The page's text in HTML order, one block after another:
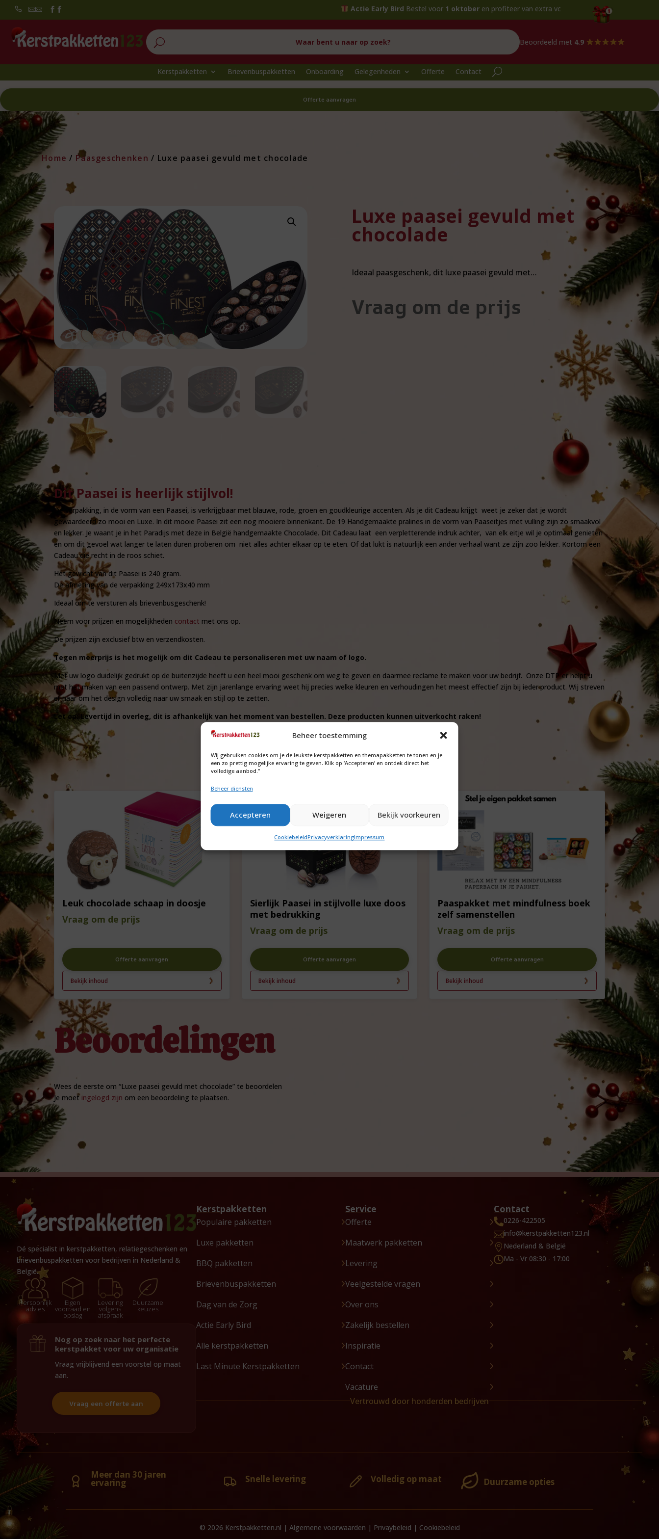
Beheer toestemming
Wij gebruiken cookies om je de leukste kerstpakketten en themapakketten te tonen en je
een zo prettig mogelijke ervaring te geven. Klik op ‘Accepteren’ en ontdek direct het
volledige aanbod."
Beheer diensten
Accepteren Weigeren Bekijk voorkeuren
CookiebeleidPrivacyverklaringImpressum
  Actie Early BirdBestel voor 1 oktoberen profiteer van extra voordeel!
U Beoordeeld met 4.9
Kerstpakketten Brievenbuspakketten Onboarding Gelegenheden Offerte Contact
Offerte aanvragen
Home / Paasgeschenken / Luxe paasei gevuld met chocolade
Luxe paasei gevuld met
chocolade
Ideaal paasgeschenk, dit luxe paasei gevuld met…
Vraag om de prijs
Dit Paasei is heerlijk stijlvol!
De verpakking, in de vorm van een Paasei, is verkrijgbaar met blauwe, rode, groen en goudkleurige accenten. Als je dit Cadeau krijgt weet je zeker dat je wordt
gewaardeerd zo mooi en Luxe. In dit mooie Paasei zit een nog mooiere binnenkant. De 19 Handgemaakte pralines in de vorm van Paaseitjes met vulling zijn zo smaakvol
en lekker. Je waant je in het Paradijs met deze in België handgemaakte Chocolade. Dit Cadeau laat een verpletterende indruk achter, van elk eitje wil je optimaal genieten
en om dit gevoel wat langer te laten duren proberen om niet alles achter elkaar op te eten. Of dat lukt is natuurlijk een ander verhaal want ze zijn zoo lekker. Kortom een
Cadeau die recht in de roos schiet.
Het gewicht van dit Paasei is 240 gram.
De afmeting van de verpakking 249x173x40 mm
Ideaal om te versturen als brievenbusgeschenk!
Neem voor prijzen en mogelijkheden contact met ons op.
De prijzen zijn exclusief btw en verzendkosten.
Tegen meerprijs is het mogelijk om dit Cadeau te personaliseren met uw naam of logo.
Met uw logo duidelijk gedrukt op de buitenzijde heeft u een heel mooi geschenk om weg te geven en daarmee reclame te maken voor uw bedrijf. Onze DTP-er helpt u
met het maken van een passend ontwerp. Met zijn jarenlange ervaring weet hij precies welke kleuren en verhoudingen het meest effectief zijn bij ieder product. Wij streven
er naar om het design volledig naar uw smaak en stijl op te zetten.
Let op: Levertijd in overleg, dit is afhankelijk van het moment van bestellen. Deze producten kunnen uitverkocht raken!
Leuk chocolade schaap in doosje
Vraag om de prijs
Offerte aanvragen
Bekijk inhoud
Sierlijk Paasei in stijlvolle luxe doos
met bedrukking
Vraag om de prijs
Offerte aanvragen
Bekijk inhoud
Paaspakket met mindfulness boek
zelf samenstellen
Vraag om de prijs
Offerte aanvragen
Bekijk inhoud
Beoordelingen
Wees de eerste om “Luxe paasei gevuld met chocolade” te beoordelen
Je moet ingelogd zijn om een beoordeling te plaatsen.
Dé specialist in kerstpakketten, relatiegeschenken en
brievenbuspakketten voor bedrijven in Nederland &
België.
Persoonlijk
advies
Eigen
voorraad en
opslag
Levering
volgens
afspraak
Duurzame
keuzes
Nog op zoek naar het perfecte
kerstpakket voor uw organisatie
Vraag vrijblijvend een voorstel op maat
aan.
Vraag een offerte aan
Kerstpakketten
Populaire pakketten
Luxe pakketten
BBQ pakketten
Brievenbuspakketten
Dag van de Zorg
Actie Early Bird
Alle kerstpakketten
Last Minute Kerstpakketten
Service
Offerte
Maatwerk pakketten
Levering
Veelgestelde vragen
Over ons
Zakelijk bestellen
Inspiratie
Contact
Vacature
Contact
0226-422505
info@kerstpakketten123.nl
 Nederland & België
Ma - Vr 08:30 - 17:00
Vertrouwd door honderden bedrijven
Meer dan 30 jaren
ervaring Snelle levering Volledig op maat Duurzame opties
© 2026 Kerstpakketten.nl | Algemene voorwaarden | Privaybeleid | Cookiebeleid